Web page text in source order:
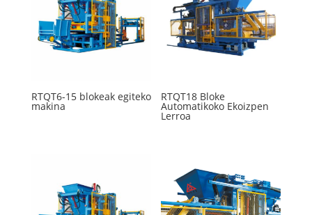
RTQT6-15 blokeak egiteko
makina
RTQT18 Bloke
Automatikoko Ekoizpen
Lerroa